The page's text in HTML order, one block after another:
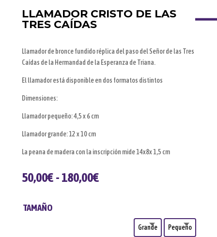
LLAMADOR CRISTO DE LAS
TRES CAÍDAS
Llamador de bronce fundido réplica del paso del Señor de las Tres
Caídas de la Hermandad de la Esperanza de Triana.
El llamador está disponible en dos formatos distintos
Dimensiones:
Llamador pequeño: 4,5 x 6 cm
Llamador grande: 12 x 10 cm
La peana de madera con la inscripción mide 14x8x 1,5 cm
50,00€ - 180,00€RANGO
TAMAÑO
Grande Pequeño